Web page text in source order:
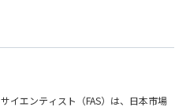
、グローバルメディカル部門、コマー
財務計画、年間運営計画、リソース予
出版、アドバイザリーボード、医療研
、要員などを含む。
および関連会議を主導し、議題設定、
フォローアップを徹底
イエンティスト（FAS）は、日本市場